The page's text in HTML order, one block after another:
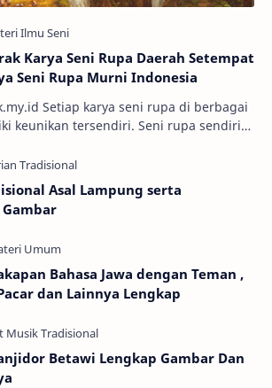
Karya Seni Rupa Daerah Setempat
Seni Rupa Murni Indonesia
di berbagai
keunikan tersendiri. Seni rupa sendiri
Asal Lampung serta
Gambar
Bahasa Jawa dengan Teman ,
dan Lainnya Lengkap
Betawi Lengkap Gambar Dan